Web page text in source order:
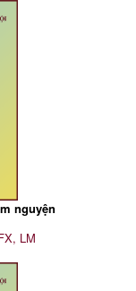
nguyện
LM